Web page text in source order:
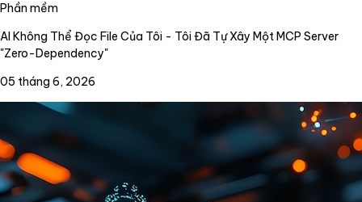
Phần mềm
AI Không Thể Đọc File Của Tôi - Tôi Đã Tự Xây Một MCP Server
"Zero-Dependency"
05 tháng 6, 2026